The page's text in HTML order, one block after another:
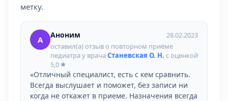
метку.
А Аноним
28.02.2023
оставил(а) отзыв о повторном приёме
педиатра у врачаСтаневская О. Н. с оценкой
5,0
«Отличный специалист, есть с кем сравнить.
Всегда выслушает и поможет, без записи ни
когда не откажет в приеме. Назначения всегда